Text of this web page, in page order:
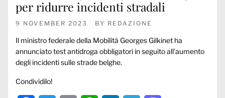
per ridurre incidenti stradali
9 NOVEMBER 2023 BY REDAZIONE
Il ministro federale della Mobilità Georges Gilkinet ha
annunciato test antidroga obbligatori in seguito all’aumento
degli incidenti sulle strade belghe.
Condividilo!